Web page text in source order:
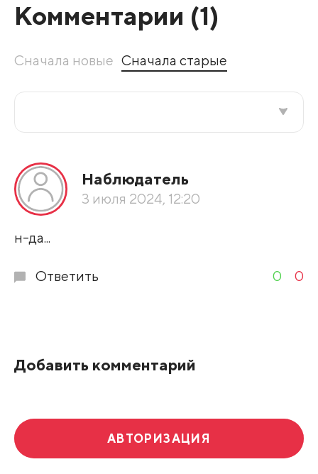
Комментарии (1)
Сначала новые Сначала старые
По рейтингу
Наблюдатель
3 июля 2024, 12:20
н-да...
Ответить 0 0
Добавить комментарий
АВТОРИЗАЦИЯ